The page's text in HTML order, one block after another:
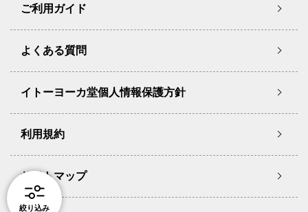
絞り込み
ご利用ガイド
よくある質問
イトーヨーカ堂個人情報保護方針
利用規約
サイトマップ